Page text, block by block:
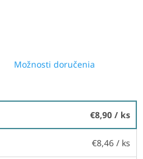
Možnosti doručenia
€8,90 / ks
€8,46 / ks